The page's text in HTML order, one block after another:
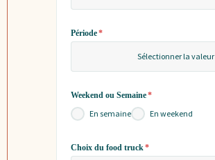
Période*
Sélectionner la valeur
Weekend ou Semaine*
En semaine En weekend
Choix du food truck *